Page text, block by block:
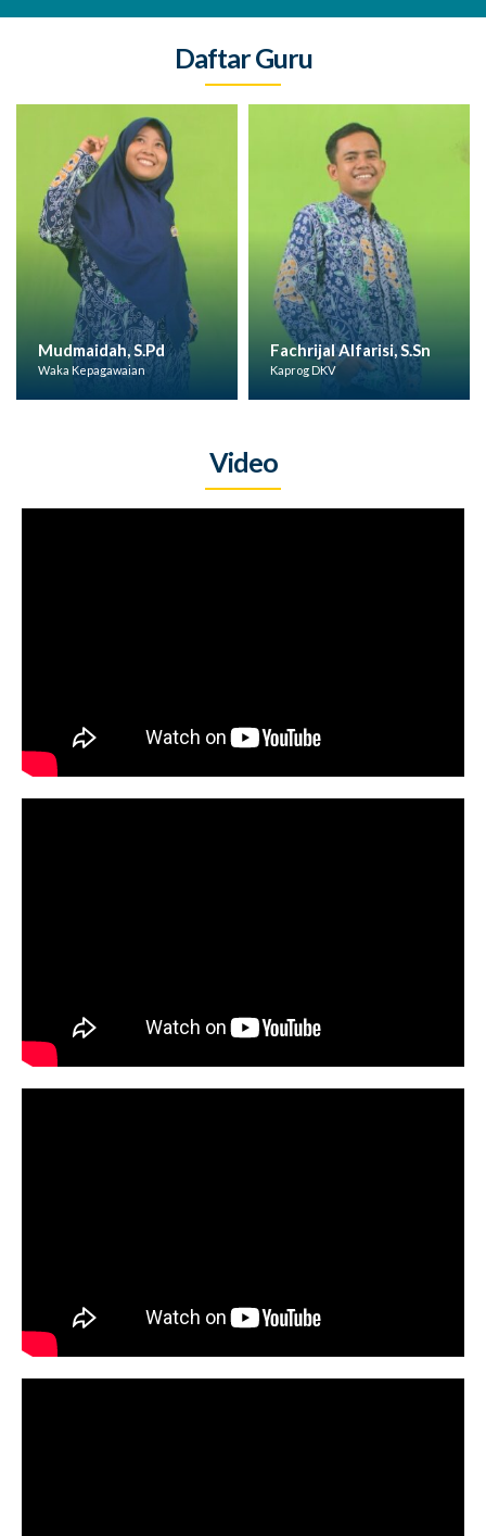
Daftar Guru
S.Pd Fachrijal Alfarisi, S.Sn
Kaprog DKV
Abdullah
Muzakki,
Waka Kesiswaan
Video